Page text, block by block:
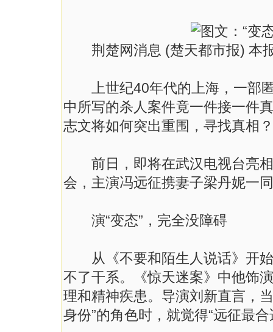
荆楚网消息 (楚天都市报) 本
上世纪40年代的上海，一部匿
中所写的杀人案件竟一件接一件
志文将如何突出重围，寻找真相？
前日，即将在武汉电视台亮相
会，主演冯远征携妻子梁丹妮一
演“变态”，完全没障碍
从《不要和陌生人说话》开始
不了干系。《惊天迷案》中他饰
理和精神疾患。导演刘新直言，
身份”的角色时，就觉得“远征最合